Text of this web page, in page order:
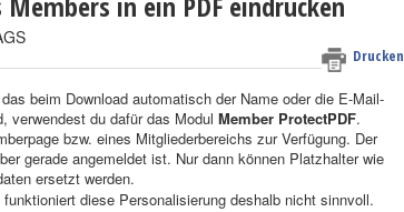
Drucken
beim Download automatisch der Name oder die E-Mail-
verwendest du dafür das Modul Member ProtectPDF.
bzw. eines Mitgliederbereichs zur Verfügung. Der
gerade angemeldet ist. Nur dann können Platzhalter wie
ersetzt werden.
diese Personalisierung deshalb nicht sinnvoll.